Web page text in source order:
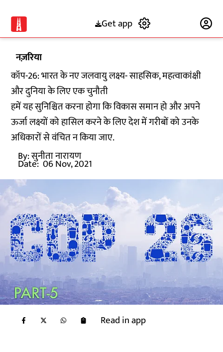
Get app
नज़रिया
कॉप-26: भारत के नए जलवायु लक्ष्य- साहसिक, महत्वाकांक्षी
और दुनिया के लिए एक चुनौती
हमें यह सुनिश्चित करना होगा कि विकास समान हो और अपने
ऊर्जा लक्ष्यों को हासिल करने के लिए देश में गरीबों को उनके
अधिकारों से वंचित न किया जाए.
By:सुनीता नारायण
Date: 06 Nov, 2021
Read in app